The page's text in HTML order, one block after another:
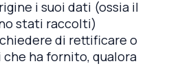
i suoi dati (ossia il
stati raccolti)
di rettificare o
ha fornito, qualora